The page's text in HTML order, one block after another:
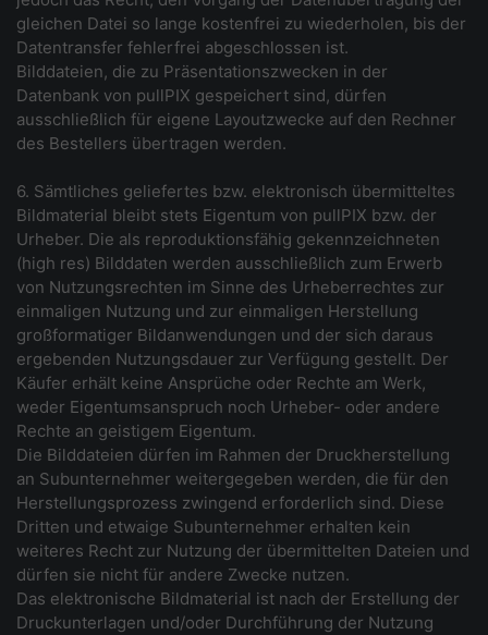
gleichen Datei so lange kostenfrei zu wiederholen, bis der
Datentransfer fehlerfrei abgeschlossen ist.
Bilddateien, die zu Präsentationszwecken in der
Datenbank von pullPIX gespeichert sind, dürfen
ausschließlich für eigene Layoutzwecke auf den Rechner
des Bestellers übertragen werden.
6. Sämtliches geliefertes bzw. elektronisch übermitteltes
Bildmaterial bleibt stets Eigentum von pullPIX bzw. der
Urheber. Die als reproduktionsfähig gekennzeichneten
(high res) Bilddaten werden ausschließlich zum Erwerb
von Nutzungsrechten im Sinne des Urheberrechtes zur
einmaligen Nutzung und zur einmaligen Herstellung
großformatiger Bildanwendungen und der sich daraus
ergebenden Nutzungsdauer zur Verfügung gestellt. Der
Käufer erhält keine Ansprüche oder Rechte am Werk,
weder Eigentumsanspruch noch Urheber- oder andere
Rechte an geistigem Eigentum.
Die Bilddateien dürfen im Rahmen der Druckherstellung
an Subunternehmer weitergegeben werden, die für den
Herstellungsprozess zwingend erforderlich sind. Diese
Dritten und etwaige Subunternehmer erhalten kein
weiteres Recht zur Nutzung der übermittelten Dateien und
dürfen sie nicht für andere Zwecke nutzen.
Das elektronische Bildmaterial ist nach der Erstellung der
Druckunterlagen und/oder Durchführung der Nutzung